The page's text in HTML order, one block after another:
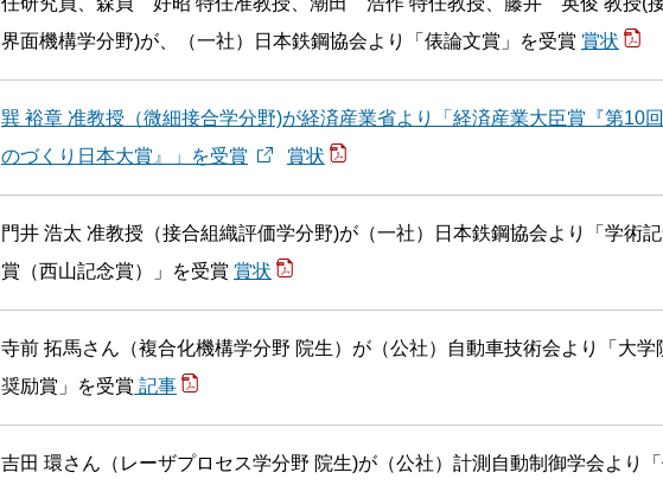
界面機構学分野)が、（一社）日本鉄鋼協会より「俵論文賞」を受賞 賞状
巽 裕章 准教授（微細接合学分野)が経済産業省より「経済産業大臣賞『第10
のづくり日本大賞』」を受賞
賞状
門井 浩太 准教授（接合組織評価学分野)が（一社）日本鉄鋼協会より「学術
賞（西山記念賞）」を受賞 賞状
寺前 拓馬さん（複合化機構学分野 院生）が（公社）自動車技術会より「大学
奨励賞」を受賞 記事
吉田 環さん（レーザプロセス学分野 院生)が（公社）計測自動制御学会より